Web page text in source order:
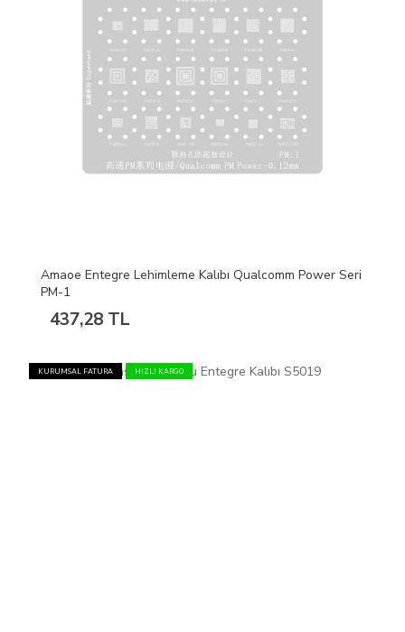
Amaoe Entegre Lehimleme Kalıbı Qualcomm Power Seri
PM-1
437,28 TL
KURUMSAL FATURA HIZLI KARGO